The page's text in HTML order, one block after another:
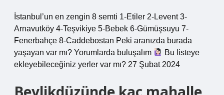
İstanbul’un en zengin 8 semti 1-Etiler 2-Levent 3-
Arnavutköy 4-Teşvikiye 5-Bebek 6-Gümüşsuyu 7-
Fenerbahçe 8-Caddebostan Peki aranızda burada
yaşayan var mı? Yorumlarda buluşalım
Bu listeye
ekleyebileceğiniz yerler var mı? 27 Şubat 2024